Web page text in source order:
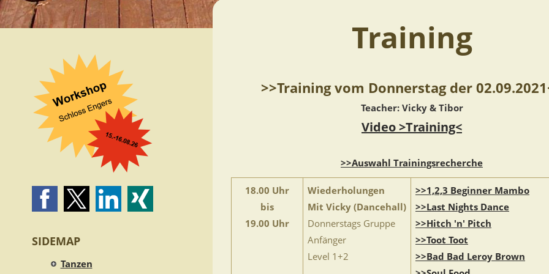
SIDEMAP
Tanzen
Training
>>Training vom Donnerstag der
Teacher: Vicky & Tibor
Video >Training<
>>Auswahl Trainingsrecherche
18.00 Uhr
bis
19.00 Uhr
Wiederholungen
Mit Vicky (Dancehall)
Donnerstags Gruppe
Anfänger
Level 1+2
>>1,2,3 Beginner Mambo
>>Last Nights Dance
>>Hitch 'n' Pitch
>>Toot Toot
>>Bad Bad Leroy Brown